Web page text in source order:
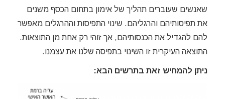
שאנשים שעוברים תהליך של אימון בתחום הכסף משנים
את תפיסותיהם והרגליהם. שינוי התפיסות וההרגלים מאפשר
להם להגדיל את הכנסותיהם, אך זוהי רק אחת מן התוצאות.
התוצאה העיקרית זו השינוי בתפיסה שלנו את עצמנו.
ניתן להמחיש זאת בתרשים הבא: